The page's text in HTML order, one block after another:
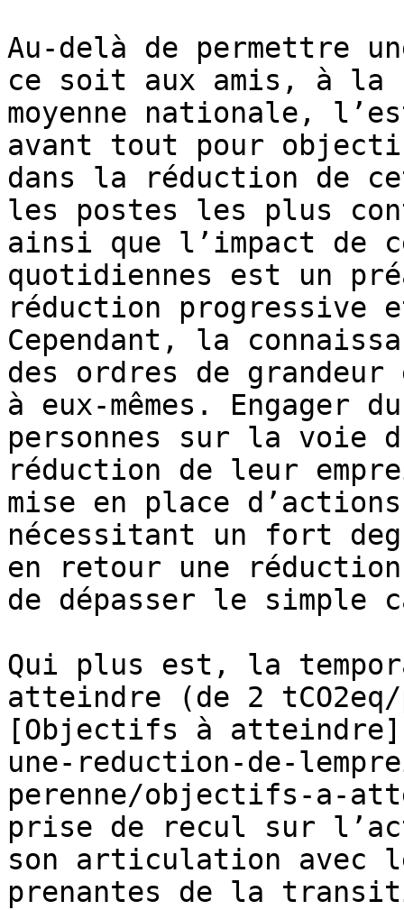
Au-delà de permettre
ce soit aux amis, à la
moyenne nationale,
avant tout pour
dans la réduction de
les postes les plus
ainsi que l’impact de
quotidiennes est un
réduction progressive
Cependant, la
des ordres de
à eux-mêmes. Engager
personnes sur la voie
réduction de leur
mise en place
nécessitant un fort
en retour une
de dépasser le simple
Qui plus est, la
atteindre (de 2
[Objectifs à
une-reduction-de-
perenne/objectifs-a-
prise de recul sur
son articulation avec
prenantes de la